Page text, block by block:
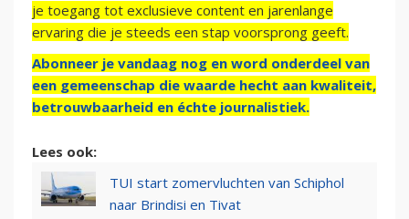
je toegang tot exclusieve content en jarenlange
ervaring die je steeds een stap voorsprong geeft.
Abonneer je vandaag nog en word onderdeel van
een gemeenschap die waarde hecht aan kwaliteit,
betrouwbaarheid en échte journalistiek.
Lees ook:
TUI start zomervluchten van Schiphol
naar Brindisi en Tivat